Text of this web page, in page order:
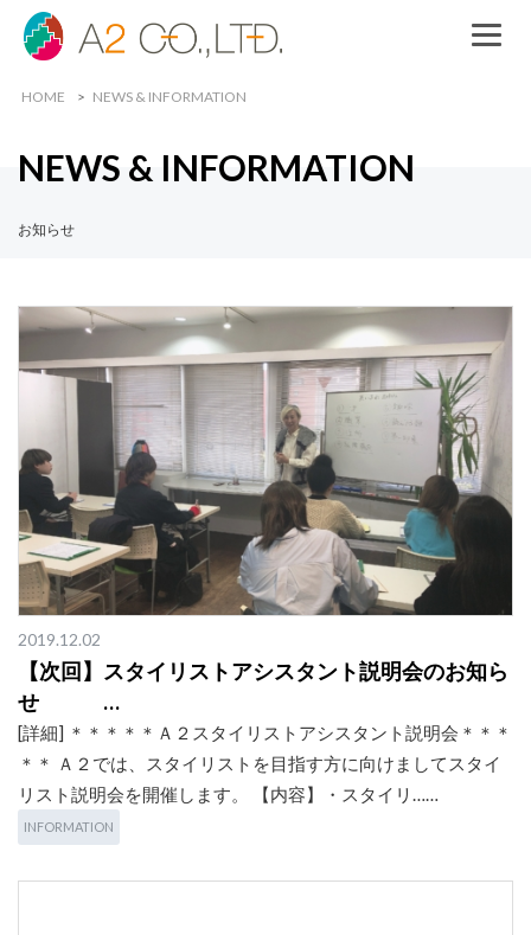
HOME NEWS & INFORMATION
NEWS & INFORMATION
お知らせ
2019.12.02
【次回】スタイリストアシスタント説明会のお知ら
せ …
[詳細] ＊＊＊＊＊Ａ２スタイリストアシスタント説明会＊＊＊
＊＊ Ａ２では、スタイリストを目指す方に向けましてスタイ
リスト説明会を開催します。 【内容】・スタイリ……
INFORMATION